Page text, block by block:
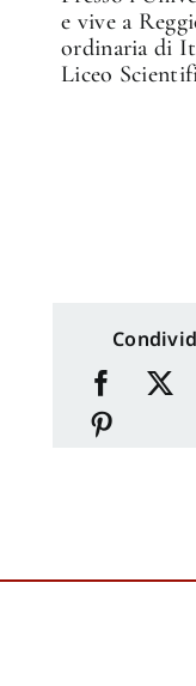
e vive a
ordinaria di
Liceo